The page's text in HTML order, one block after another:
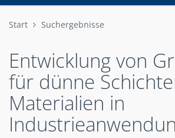
Start Suchergebnisse
Entwicklung von
für dünne
Materialien in